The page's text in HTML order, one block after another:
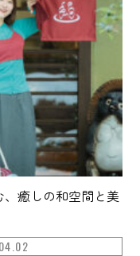
、癒しの和空間と美